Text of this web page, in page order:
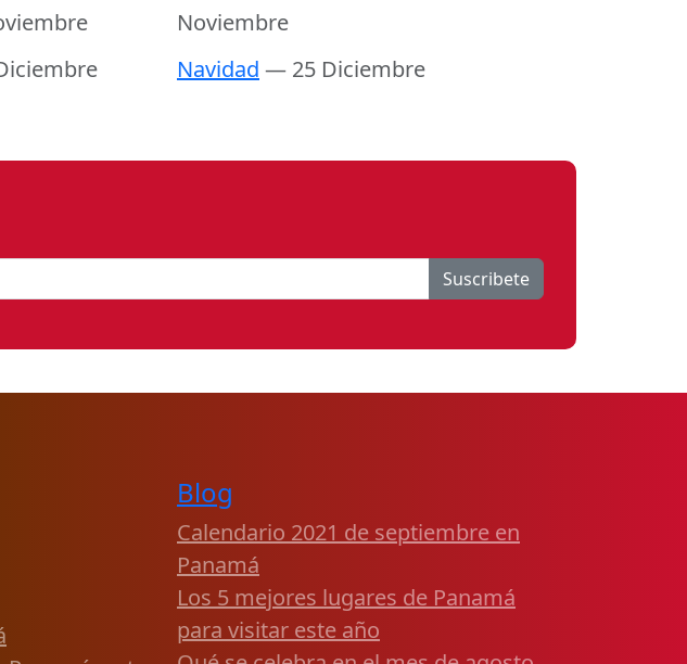
Noviembre
Navidad — 25 Diciembre
Suscribete
Blog
Calendario 2021 de septiembre en
Panamá
Los 5 mejores lugares de Panamá
para visitar este año